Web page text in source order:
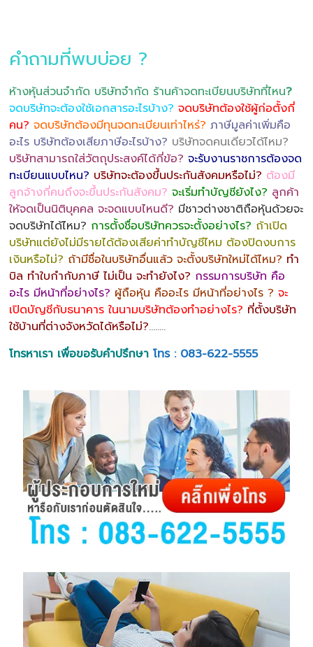
คำถามที่พบบ่อย ?
ห้างหุ้นส่วนจำกัด บริษัทจำกัด ร้านค้าจดทะเบียนบริษัทที่ไหน?
จดบริษัทจะต้องใช้เอกสารอะไรบ้าง? จดบริษัทต้องใช้ผู้ก่อตั้งกี่
คน? จดบริษัทต้องมีทุนจดทะเบียนเท่าไหร่? ภาษีมูลค่าเพิ่มคือ
อะไร บริษัทต้องเสียภาษีอะไรบ้าง? บริษัทจดคนเดียวได้ไหม?
บริษัทสามารถใส่วัตถุประสงค์ได้กี่ข้อ? จะรับงานราชการต้องจด
ทะเบียนแบบไหน? บริษัทจะต้องขึ้นประกันสังคมหรือไม่? ต้องมี
ลูกจ้างกี่คนถึงจะขึ้นประกันสังคม? จะเริ่มทำบัญชียังไง? ลูกค้า
ให้จดเป็นนิติบุคคล จะจดแบบไหนดี? มีชาวต่างชาติถือหุ้นด้วยจะ
จดบริษัทได้ไหม? การตั้งชื่อบริษัทควรจะตั้งอย่างไร? ถ้าเปิด
บริษัทแต่ยังไม่มีรายได้ต้องเสียค่าทำบัญชีไหม ต้องปิดงบการ
เงินหรือไม่? ถ้ามีชื่อในบริษัทอื่นแล้ว จะตั้งบริษัทใหม่ได้ไหม? ทำ
บิล ทำใบกำกับภาษี ไม่เป็น จะทำยังไง? กรรมการบริษัท คือ
อะไร มีหน้าที่อย่างไร? ผู้ถือหุ้น คืออะไร มีหน้าที่อย่างไร ? จะ
เปิดบัญชีกับธนาคาร ในนามบริษัทต้องทำอย่างไร? ที่ตั้งบริษัท
ใช้บ้านที่ต่างจังหวัดได้หรือไม่?……..
โทรหาเรา เพื่อขอรับคำปรึกษา โทร : 083-622-5555